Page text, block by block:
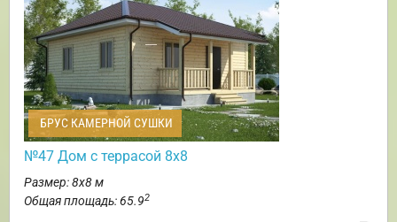
БРУС КАМЕРНОЙ СУШКИ
№47 Дом с террасой 8х8
Размер: 8х8 м
Общая площадь: 65.92